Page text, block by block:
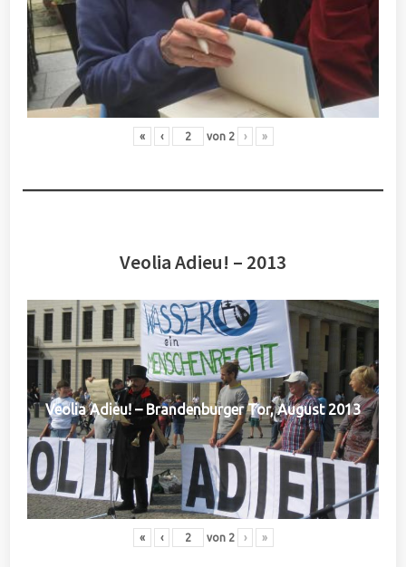
« ‹ von 2 › »
Veolia Adieu! – 2013
Veolia Adieu! – Brandenburger Tor, August 2013
« ‹ von 2 › »